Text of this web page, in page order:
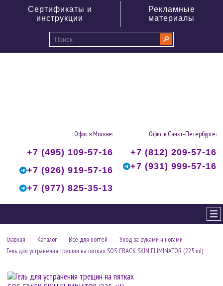
Сертификаты и
инструкции
Рекламные
материалы
🔎
Офис в Москве:
+7 (495) 109-57-16
+7 (926) 919-57-16
+7 (977) 825-35-13
Офис в Санкт‑Петербурге:
+7 (812) 209-57-16
+7 (931) 999-57-16
Главная Каталог Все для ногтей
Уход за руками и ногами
Гель для устранения трещин на пятках SOS CRACK SKIN ELIMINATOR (225 ml)